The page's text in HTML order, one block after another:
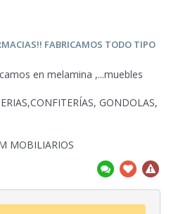
FABRICAMOS TODO TIPO
en melamina ,...muebles
GONDOLAS,
MOBILIARIOS